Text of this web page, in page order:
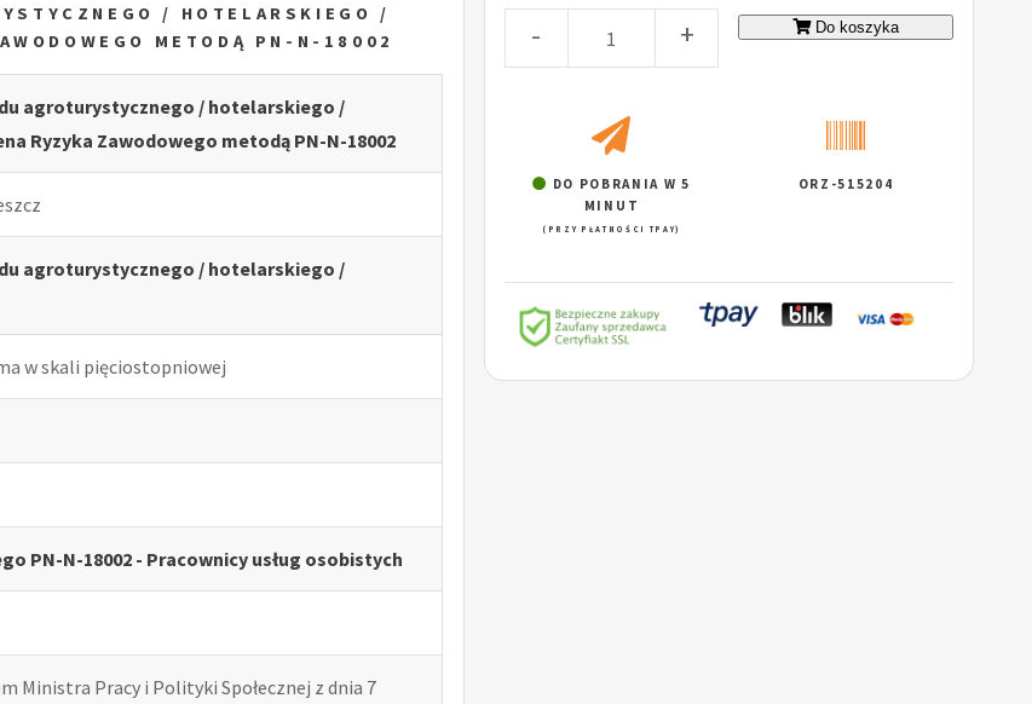
/ HOTELARSKIEGO /
METODĄ PN-N-18002
agroturystycznego / hotelarskiego /
Ryzyka Zawodowego metodą PN-N-18002
agroturystycznego / hotelarskiego /
w skali pięciostopniowej
PN-N-18002 - Pracownicy usług osobistych
Ministra Pracy i Polityki Społecznej z dnia 7
- + Do koszyka
DO POBRANIA W 5
MINUT
(PRZY PŁATNOŚCI TPAY)
ORZ-515204